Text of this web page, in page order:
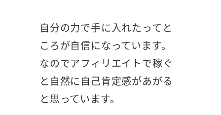
自分の力で手に入れたってと
ころが自信になっています。
なのでアフィリエイトで稼ぐ
と自然に自己肯定感があがる
と思っています。